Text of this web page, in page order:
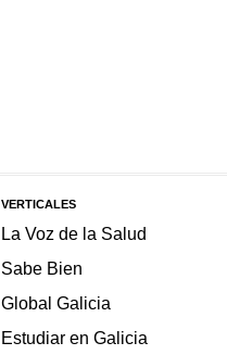
VERTICALES
La Voz de la Salud
Sabe Bien
Global Galicia
Estudiar en Galicia